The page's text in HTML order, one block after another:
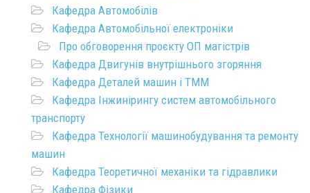
Кафедра Автомобілів
Кафедра Автомобільної електроніки
Про обговорення проєкту ОП магістрів
Кафедра Двигунів внутрішнього згоряння
Кафедра Деталей машин і ТММ
Кафедра Інжинірингу систем автомобільного
транспорту
Кафедра Технології машинобудування та ремонту
машин
Кафедра Теоретичної механіки та гідравлики
Кафедра Фізики